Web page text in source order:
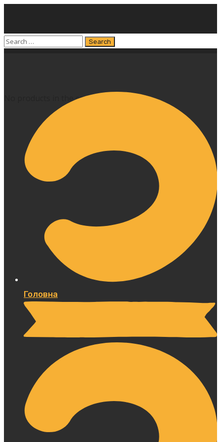
No products in the cart.
Головна